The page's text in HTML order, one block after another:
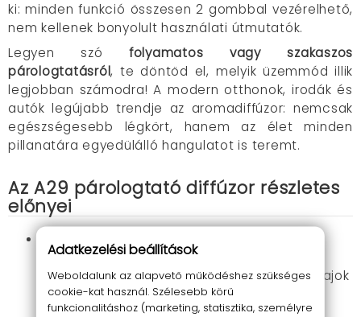
ki: minden funkció összesen 2 gombbal vezérelhető,
nem kellenek bonyolult használati útmutatók.
Legyen szó folyamatos vagy szakaszos
párologtatásról, te döntöd el, melyik üzemmód illik
legjobban számodra! A modern otthonok, irodák és
autók legújabb trendje az aromadiffúzor: nemcsak
egészségesebb légkört, hanem az élet minden
pillanatára egyedülálló hangulatot is teremt.
Az A29 párologtató diffúzor részletes
előnyei
mikroméretű, hideg párát képez, amely
nemcsak frissíti a levegőt, de segít az illóolajok
természetes aromájának teljes
kibontakoztatásában is.
Adatkezelési beállítások
Weboldalunk az alapvető működéshez szükséges
cookie-kat használ. Szélesebb körű
funkcionalitáshoz (marketing, statisztika, személyre